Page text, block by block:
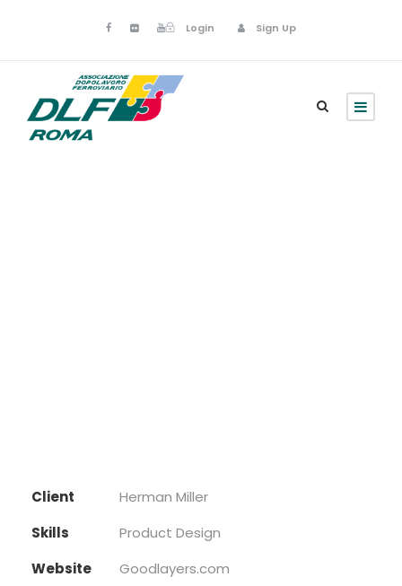
Login Sign Up
Client
Herman Miller
Skills
Product Design
Website
Goodlayers.com